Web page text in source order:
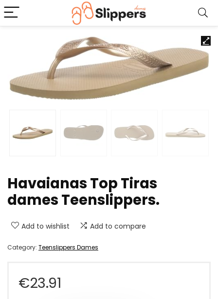
Havaianas Top Tiras
dames Teenslippers.
Add to wishlist Add to compare
Category: Teenslippers Dames
€23.91